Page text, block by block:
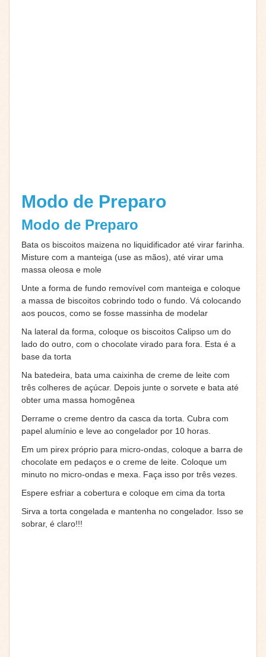
Modo de Preparo
Modo de Preparo
Bata os biscoitos maizena no liquidificador até virar farinha.
Misture com a manteiga (use as mãos), até virar uma
massa oleosa e mole
Unte a forma de fundo removível com manteiga e coloque
a massa de biscoitos cobrindo todo o fundo. Vá colocando
aos poucos, como se fosse massinha de modelar
Na lateral da forma, coloque os biscoitos Calipso um do
lado do outro, com o chocolate virado para fora. Esta é a
base da torta
Na batedeira, bata uma caixinha de creme de leite com
três colheres de açúcar. Depois junte o sorvete e bata até
obter uma massa homogênea
Derrame o creme dentro da casca da torta. Cubra com
papel alumínio e leve ao congelador por 10 horas.
Em um pirex próprio para micro-ondas, coloque a barra de
chocolate em pedaços e o creme de leite. Coloque um
minuto no micro-ondas e mexa. Faça isso por três vezes.
Espere esfriar a cobertura e coloque em cima da torta
Sirva a torta congelada e mantenha no congelador. Isso se
sobrar, é claro!!!